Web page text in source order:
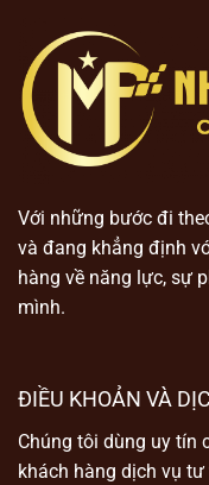
Với những bước đi
và đang khẳng định
hàng về năng lực, sự
mình.
ĐIỀU KHOẢN VÀ
Chúng tôi dùng uy tín
khách hàng dịch vụ